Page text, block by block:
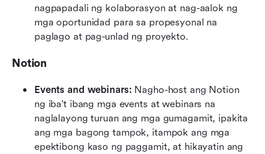
nagpapadali ng kolaborasyon at nag-aalok ng
mga oportunidad para sa propesyonal na
paglago at pag-unlad ng proyekto.
Notion
Events and webinars: Nagho-host ang Notion
ng iba't ibang mga events at webinars na
naglalayong turuan ang mga gumagamit, ipakita
ang mga bagong tampok, itampok ang mga
epektibong kaso ng paggamit, at hikayatin ang